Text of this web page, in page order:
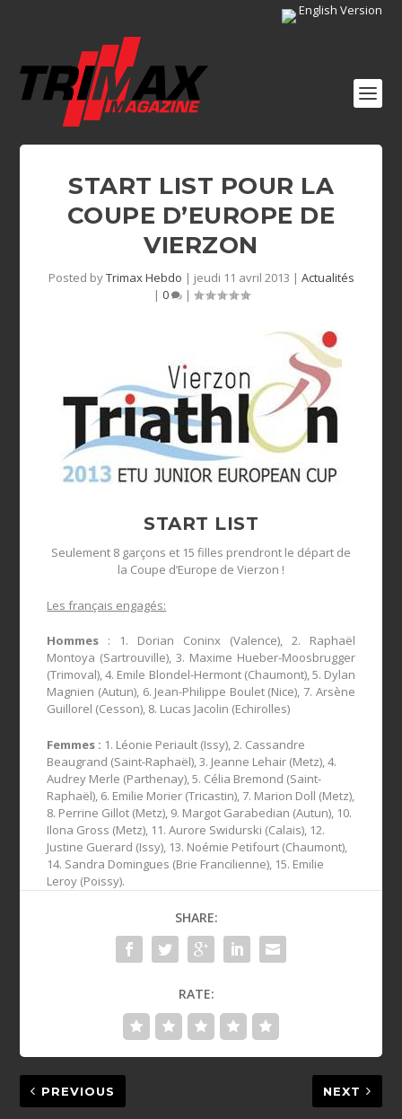
English Version
START LIST POUR LA
COUPE D’EUROPE DE
VIERZON
Posted byTrimax Hebdo | jeudi 11 avril 2013 | Actualités
| 0 |
START LIST
Seulement 8 garçons et 15 filles prendront le départ de
la Coupe d’Europe de Vierzon !
Les français engagés:
Hommes : 1. Dorian Coninx (Valence), 2. Raphaël
Montoya (Sartrouville), 3. Maxime Hueber-Moosbrugger
(Trimoval), 4. Emile Blondel-Hermont (Chaumont), 5. Dylan
Magnien (Autun), 6. Jean-Philippe Boulet (Nice), 7. Arsène
Guillorel (Cesson), 8. Lucas Jacolin (Echirolles)
Femmes : 1. Léonie Periault (Issy), 2. Cassandre
Beaugrand (Saint-Raphaël), 3. Jeanne Lehair (Metz), 4.
Audrey Merle (Parthenay), 5. Célia Bremond (Saint-
Raphaël), 6. Emilie Morier (Tricastin), 7. Marion Doll (Metz),
8. Perrine Gillot (Metz), 9. Margot Garabedian (Autun), 10.
Ilona Gross (Metz), 11. Aurore Swidurski (Calais), 12.
Justine Guerard (Issy), 13. Noémie Petifourt (Chaumont),
14. Sandra Domingues (Brie Francilienne), 15. Emilie
Leroy (Poissy).
SHARE:
RATE:
PREVIOUS NEXT